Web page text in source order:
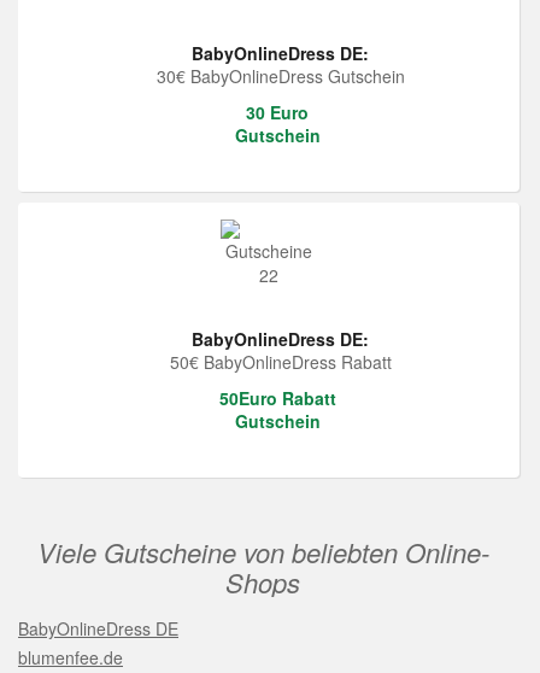
BabyOnlineDress DE:
30€ BabyOnlineDress Gutschein
30 Euro
Gutschein
BabyOnlineDress DE:
50€ BabyOnlineDress Rabatt
50Euro Rabatt
Gutschein
Viele Gutscheine von beliebten Online-
Shops
BabyOnlineDress DE
blumenfee.de